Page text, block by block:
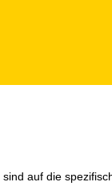
auf die